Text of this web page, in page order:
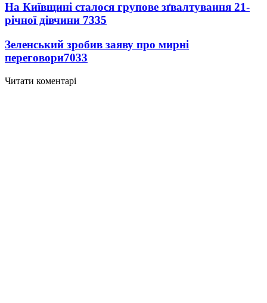
На Київщині сталося групове зґвалтування 21-
річної дівчини 7335
Зеленський зробив заяву про мирні
переговори7033
Читати коментарі